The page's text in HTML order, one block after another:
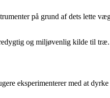
på grund af dets lette
og miljøvenlig kilde til træ.
eksperimenterer med at